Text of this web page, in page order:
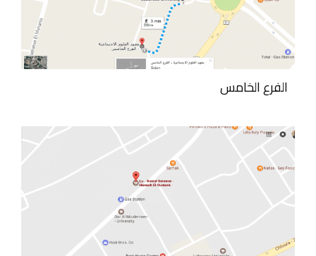
الفرع الخامس